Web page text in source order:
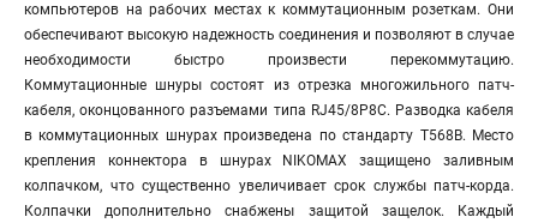
компьютеров на рабочих местах к коммутационным розеткам. Они
обеспечивают высокую надежность соединения и позволяют в случае
необходимости быстро произвести перекоммутацию.
Коммутационные шнуры состоят из отрезка многожильного патч-
кабеля, оконцованного разъемами типа RJ45/8P8C. Разводка кабеля
в коммутационных шнурах произведена по стандарту T568B. Место
крепления коннектора в шнурах NIKOMAX защищено заливным
колпачком, что существенно увеличивает срок службы патч-корда.
Колпачки дополнительно снабжены защитой защелок. Каждый